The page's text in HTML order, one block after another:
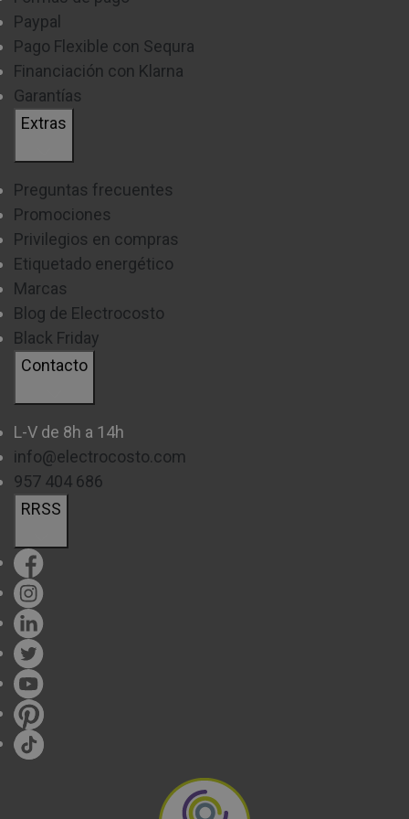
SAT SUNSTECH - SERVICIO TÉCNICO
ESPAÑA
online seleccionando tu producto y rellenando los
siguientes datos.Enlace SAT Sunstech
Paypal
Pago Flexible con Sequra
Financiación con Klarna
Garantías
Extras
Preguntas frecuentes
Promociones
Privilegios en compras
Etiquetado energético
Marcas
Blog de Electrocosto
Black Friday
Contacto
L-V de 8h a 14h
info@electrocosto.com
957 404 686
RRSS